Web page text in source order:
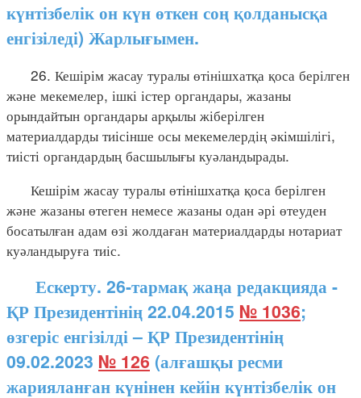
күнтізбелік он күн өткен соң қолданысқа
енгізіледі) Жарлығымен.
26. Кешірім жасау туралы өтінішхатқа қоса берілген
және мекемелер, ішкі істер органдары, жазаны
орындайтын органдары арқылы жіберілген
материалдарды тиісінше осы мекемелердің әкімшілігі,
тиісті органдардың басшылығы куәландырады.
Кешірім жасау туралы өтінішхатқа қоса берілген
және жазаны өтеген немесе жазаны одан әрі өтеуден
босатылған адам өзі жолдаған материалдарды нотариат
куәландыруға тиіс.
Ескерту. 26-тармақ жаңа редакцияда -
ҚР Президентінің 22.04.2015 № 1036;
өзгеріс енгізілді – ҚР Президентінің
09.02.2023 № 126 (алғашқы ресми
жарияланған күнінен кейін күнтізбелік он